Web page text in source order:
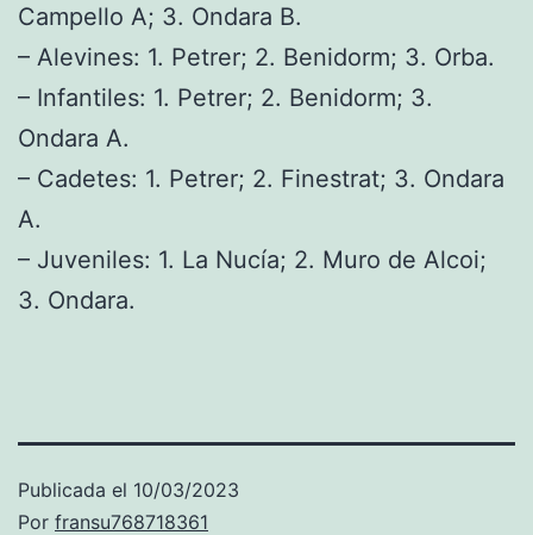
Campello A; 3. Ondara B.
– Alevines: 1. Petrer; 2. Benidorm; 3. Orba.
– Infantiles: 1. Petrer; 2. Benidorm; 3.
Ondara A.
– Cadetes: 1. Petrer; 2. Finestrat; 3. Ondara
A.
– Juveniles: 1. La Nucía; 2. Muro de Alcoi;
3. Ondara.
Publicada el 10/03/2023
Por fransu768718361